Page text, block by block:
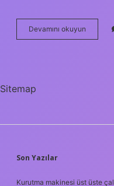
Devamını okuyun
Nisan
Sitemap
SIDEBAR
Son Yazılar
Kurutma makinesi üst üste